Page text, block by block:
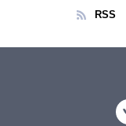
RSS